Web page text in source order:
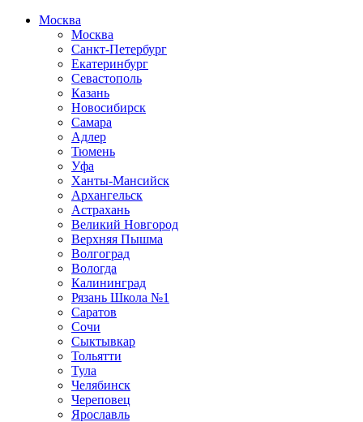
Москва
Москва
Санкт-Петербург
Екатеринбург
Севастополь
Казань
Новосибирск
Самара
Адлер
Тюмень
Уфа
Ханты-Мансийск
Архангельск
Астрахань
Великий Новгород
Верхняя Пышма
Волгоград
Вологда
Калининград
Рязань Школа №1
Саратов
Сочи
Сыктывкар
Тольятти
Тула
Челябинск
Череповец
Ярославль